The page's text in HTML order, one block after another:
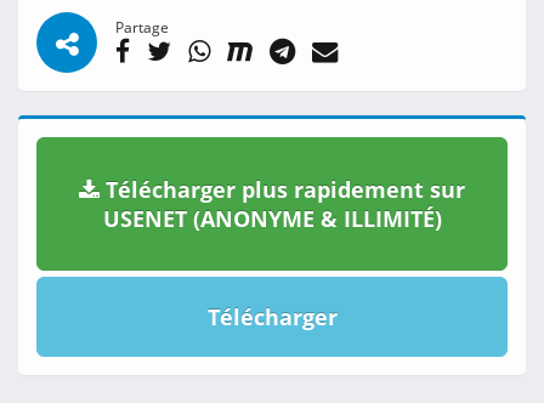
Partage
Télécharger plus rapidement sur
USENET (ANONYME & ILLIMITÉ)
Télécharger